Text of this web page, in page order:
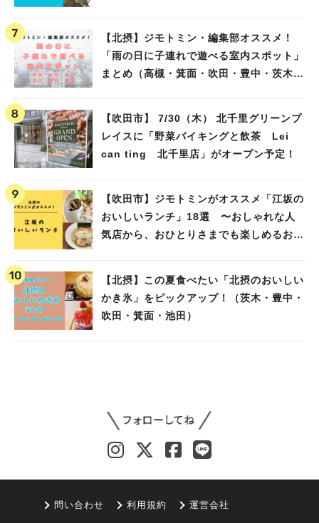
【北摂】ジモトミン・編集部オススメ！
「雨の日に子連れで遊べる室内スポット」
まとめ（高槻・箕面・吹田・豊中・茨木・
【吹田市】 7/30（木） 北千里グリーンプ
レイスに「野菜バイキングと飲茶 Lei
can ting 北千里店」がオープン予定！
【吹田市】ジモトミンがオススメ「江坂の
おいしいランチ」18選 〜おしゃれな人
気店から、おひとりさまでも楽しめるお店
【北摂】この夏食べたい「北摂のおいしい
かき氷」をピックアップ！（茨木・豊中・
吹田・箕面・池田）
問い合わせ 利用規約 運営会社